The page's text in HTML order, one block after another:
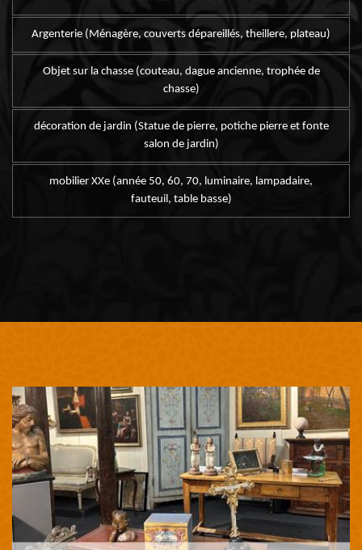
Argenterie (Ménagère, couverts dépareillés, theillere, plateau)
Objet sur la chasse (couteau, dague ancienne, trophée de
chasse)
décoration de jardin (Statue de pierre, potiche pierre et fonte
salon de jardin)
mobilier XXe (année 50, 60, 70, luminaire, lampadaire,
fauteuil, table basse)